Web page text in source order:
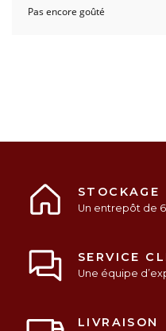
Pas encore goûté
STOCKAGE
Un entrepôt de
SERVICE
Une équipe
LIVRAISON